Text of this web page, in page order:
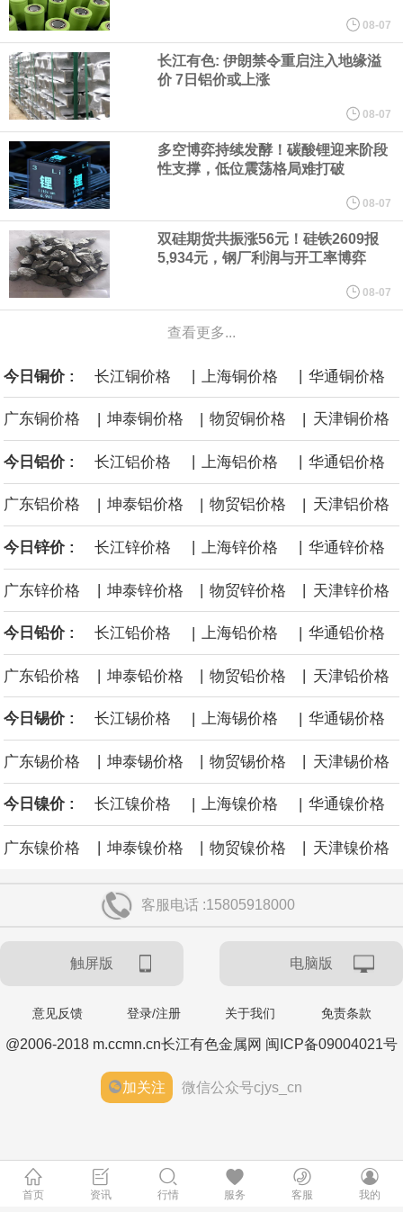
他与赫格塞思就弹药短缺问题发生冲突的报道是“完全没有根据的谣
言”，他对赫格塞思所做的工作“非常满意”。
纽约期银突破64美元/盎司，日内涨3.91%。
据报道，威刚近日在法说会上表示，在需求增加、价格走高及货源
稳定的三大有利因素带动下，预期第3季度营运将优于第2季度，并
进一步扩大全年营运成果。
美国国会预算办公室（CBO）于当地时间5日发布报告称，美国海军
计划建造的15艘核动力“特朗普级”（Trump-class）战列舰，从研发
到采购的总费用可能高达2750亿美元，为美国有史以来最昂贵的水
面战舰项目之一。 根据CBO的初步估算，首舰造价约234亿美元，
后续14艘平均每艘约180亿美元。
黄金价格有望录得自今年1月以来最大单周涨幅。油价走弱为金价提
供支撑，同时投资者正等待美国非农就业数据，以寻找美国利率前
景的线索。StoneX高级分析师马特·辛普森表示，中东和平前景改善
海力士：龙仁工厂将生产高带宽内存（HBM）及其他下一代动态随
机存取存储器（DRAM）。
08-07
长江有色: 伊朗禁令重启注入地缘溢
价 7日铝价或上涨
08-07
多空博弈持续发酵！碳酸锂迎来阶段
性支撑，低位震荡格局难打破
08-07
双硅期货共振涨56元！硅铁2609报
5,934元，钢厂利润与开工率博弈
08-07
查看更多...
今日铜价 : 长江铜价格 | 上海铜价格 | 华通铜价格
广东铜价格 | 坤泰铜价格 | 物贸铜价格 | 天津铜价格
今日铝价 : 长江铝价格 上海铝价格 华通铝价格
广东铝价格 | 坤泰铝价格 | 物贸铝价格 | 天津铝价格
今日锌价 : 长江锌价格 上海锌价格 华通锌价格
广东锌价格 | 坤泰锌价格 | 物贸锌价格 | 天津锌价格
今日铅价 : 长江铅价格 | 上海铅价格 | 华通铅价格
广东铅价格 坤泰铅价格 物贸铅价格 天津铅价格
今日锡价 : 长江锡价格 | 上海锡价格 | 华通锡价格
广东锡价格 坤泰锡价格 物贸锡价格 天津锡价格
今日镍价 : 长江镍价格 | 上海镍价格 | 华通镍价格
广东镍价格 | 坤泰镍价格 | 物贸镍价格 | 天津镍价格
客服电话 :15805918000
触屏版 电脑版
意见反馈 登录/注册 关于我们 免责条款
@2006-2018 m.ccmn.cn长江有色金属网 闽ICP备09004021号
加关注 微信公众号cjys_cn
首页 资讯 行情 服务 客服 我的